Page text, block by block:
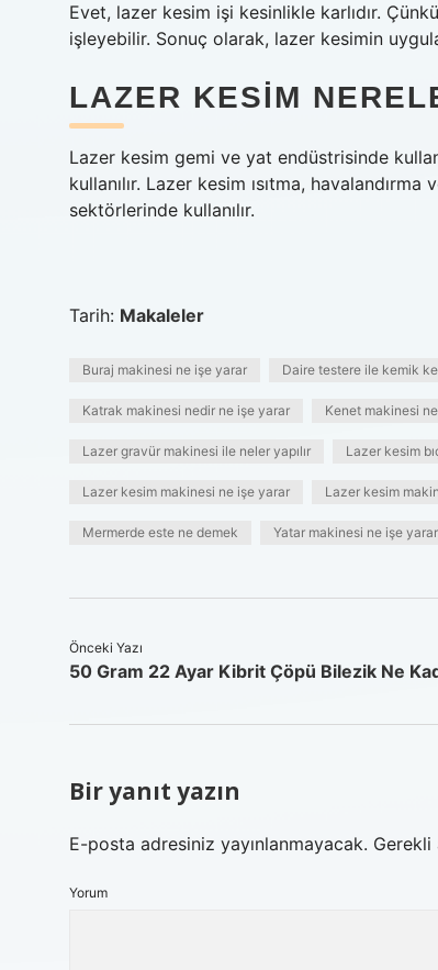
Evet, lazer kesim işi kesinlikle karlıdır.
işleyebilir. Sonuç olarak, lazer kesimin
LAZER KESIM
Lazer kesim gemi ve yat endüstrisinde
kullanılır. Lazer kesim ısıtma,
sektörlerinde kullanılır.
Tarih: Makaleler
Buraj makinesi ne işe yarar Daire testere ile kemik
Katrak makinesi nedir ne işe yarar Kenet makinesi
Lazer gravür makinesi ile neler yapılır Lazer kesim
Lazer kesim makinesi ne işe yarar Lazer kesim
Mermerde este ne demek Yatar makinesi ne işe yarar
Önceki Yazı
50 Gram 22 Ayar Kibrit Çöpü Bilezik Ne
Bir yanıt yazın
E-posta adresiniz yayınlanmayacak. Gerekli
Yorum